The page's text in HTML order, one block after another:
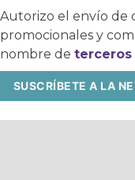
Autorizo el envío de
promocionales y
nombre deterceros
SUSCRÍBETE A LA